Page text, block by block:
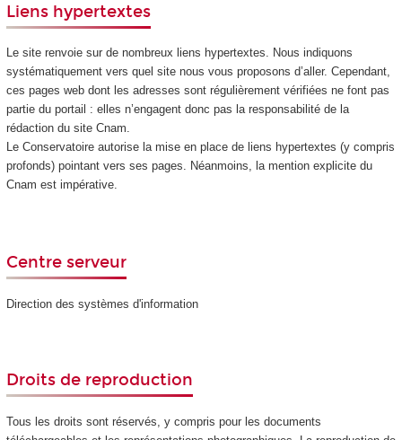
Liens hypertextes
Le site renvoie sur de nombreux liens hypertextes. Nous indiquons
systématiquement vers quel site nous vous proposons d’aller. Cependant,
ces pages web dont les adresses sont régulièrement vérifiées ne font pas
partie du portail : elles n’engagent donc pas la responsabilité de la
rédaction du site Cnam.
Le Conservatoire autorise la mise en place de liens hypertextes (y compris
profonds) pointant vers ses pages. Néanmoins, la mention explicite du
Cnam est impérative.
Centre serveur
Direction des systèmes d'information
Droits de reproduction
Tous les droits sont réservés, y compris pour les documents